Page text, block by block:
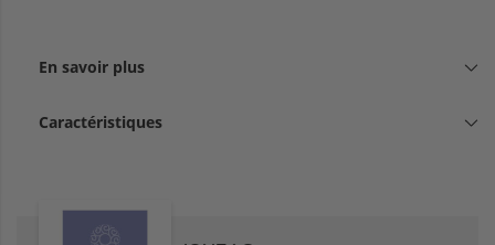
En savoir plus
Caractéristiques